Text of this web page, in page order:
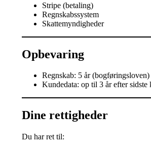
Stripe (betaling)
Regnskabssystem
Skattemyndigheder
Opbevaring
Regnskab: 5 år (bogføringsloven)
Kundedata: op til 3 år efter sidste
Dine rettigheder
Du har ret til: